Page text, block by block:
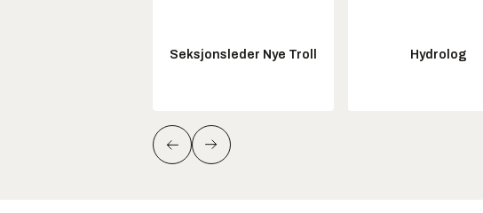
Seksjonsleder Nye Troll Hydrolog